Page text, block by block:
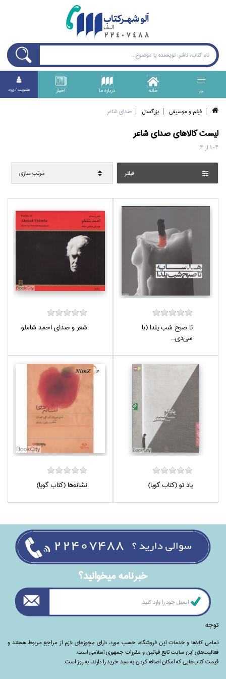
منو خانه درباره ما اخبار عضويت / ورود
فيلم و موسيقي بزرگسال صداي شاعر
ليست کالا‌هايصداي شاعر
1-4 از4
فيلتر مرتب سازي
تا صبح شب يلدا (با
سي‌دي...
شعر و صداي احمد شاملو
ياد تو (كتاب گويا) نشانه‌ها (كتاب گويا)
خبرنامه ميخوانيد؟
توجه
تمامی‌ کالاها و خدمات این فروشگاه، حسب مورد،‌ دارای مجوزهای لازم از مراجع مربوط هستند ‌و‌‌
فعالیت‌های این سایت تابع قوانین و مقررات جمهوری اسلامی است.
قیمت کتاب‌هایی که امکان اضافه کردن به سبد خرید را دارند،‌ به روز است.